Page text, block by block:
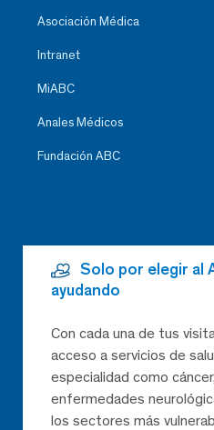
Asociación Médica
Intranet
MiABC
Anales Médicos
Fundación ABC
Solo por elegir al
ayudando
Con cada una de tus
acceso a servicios de
especialidad como
enfermedades
los sectores más